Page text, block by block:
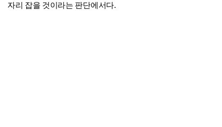
자리 잡을 것이라는 판단에서다.